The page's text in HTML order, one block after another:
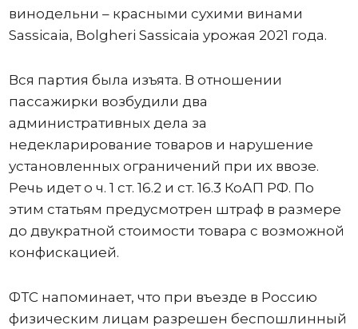
винодельни – красными сухими винами
Sassicaia, Bolgheri Sassicaia урожая 2021 года.
Вся партия была изъята. В отношении
пассажирки возбудили два
административных дела за
недекларирование товаров и нарушение
установленных ограничений при их ввозе.
Речь идет о ч. 1 ст. 16.2 и ст. 16.3 КоАП РФ. По
этим статьям предусмотрен штраф в размере
до двукратной стоимости товара с возможной
конфискацией.
ФТС напоминает, что при въезде в Россию
физическим лицам разрешен беспошлинный